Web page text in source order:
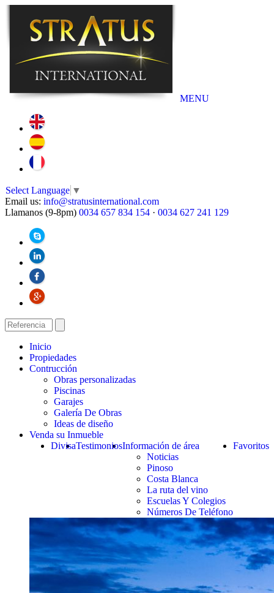
MENU
Select Language ▼
Email us: info@stratusinternational.com
Llamanos (9-8pm) 0034 657 834 154 · 0034 627 241 129
Inicio
Propiedades
Contrucción
Obras personalizadas
Piscinas
Garajes
Galería De Obras
Ideas de diseño
Venda su Inmueble
Favoritos
Información de área
Noticias
Pinoso
Costa Blanca
La ruta del vino
Escuelas Y Colegios
Números De Teléfono
Testimonios
Divisa